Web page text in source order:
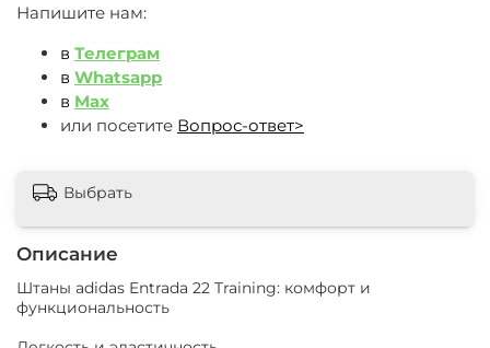
Напишите нам:
в Телеграм
в Whatsapp
в Max
или посетите Вопрос-ответ>
Описание
Штаны adidas Entrada 22 Training: комфорт и
функциональность
Выбрать